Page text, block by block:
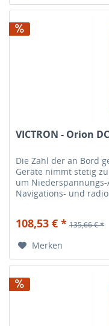
VICTRON - Orion
Die Zahl der an Bord
Geräte nimmt stetig
um
Navigations- und
108,53 € * 135,66 € *
Merken